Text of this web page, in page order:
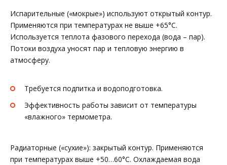
Испарительные («мокрые») используют открытый контур.
Применяются при температурах не выше +65°С.
Используется теплота фазового перехода (вода – пар).
Потоки воздуха уносят пар и тепловую энергию в
атмосферу.
Требуется подпитка и водоподготовка.
Эффективность работы зависит от температуры
«влажного» термометра.
Радиаторные («сухие»): закрытый контур. Применяются
при температурах выше +50…60°С. Охлаждаемая вода